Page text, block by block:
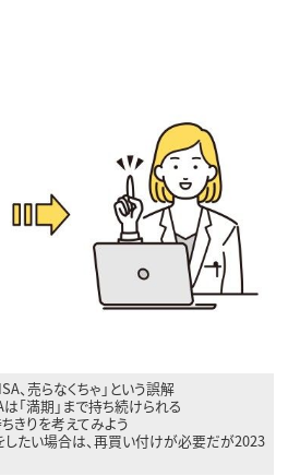
、売らなくちゃ」という誤解
「満期」まで持ち続けられる
りを考えてみよう
たい場合は、再買い付けが必要だが2023